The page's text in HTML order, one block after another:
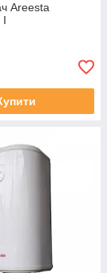
Areesta
I